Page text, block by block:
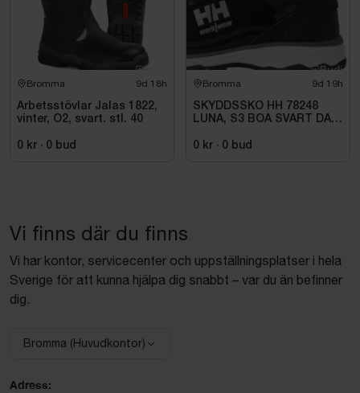
Bromma 9d 18h
Arbetsstövlar Jalas 1822,
vinter, O2, svart. stl. 40
0 kr · 0 bud
Bromma 9d 19h
SKYDDSSKO HH 78248
LUNA, S3 BOA SVART DAM
0 kr · 0 bud
Vi finns där du finns
Vi har kontor, servicecenter och uppställningsplatser i hela
Sverige för att kunna hjälpa dig snabbt – var du än befinner
dig.
Välj anläggning:
Bromma (Huvudkontor)
Adress: